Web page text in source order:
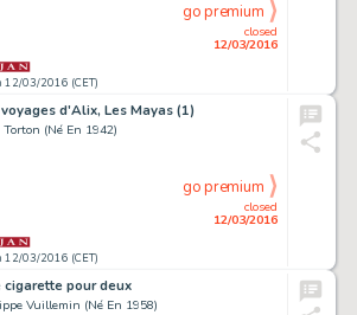
12/03/2016 (CET)
closed
12/03/2016
go premium
d'Alix, Les Mayas (1)
Torton (Né En 1942)
12/03/2016 (CET)
closed
12/03/2016
go premium
cigarette pour deux
Vuillemin (Né En 1958)